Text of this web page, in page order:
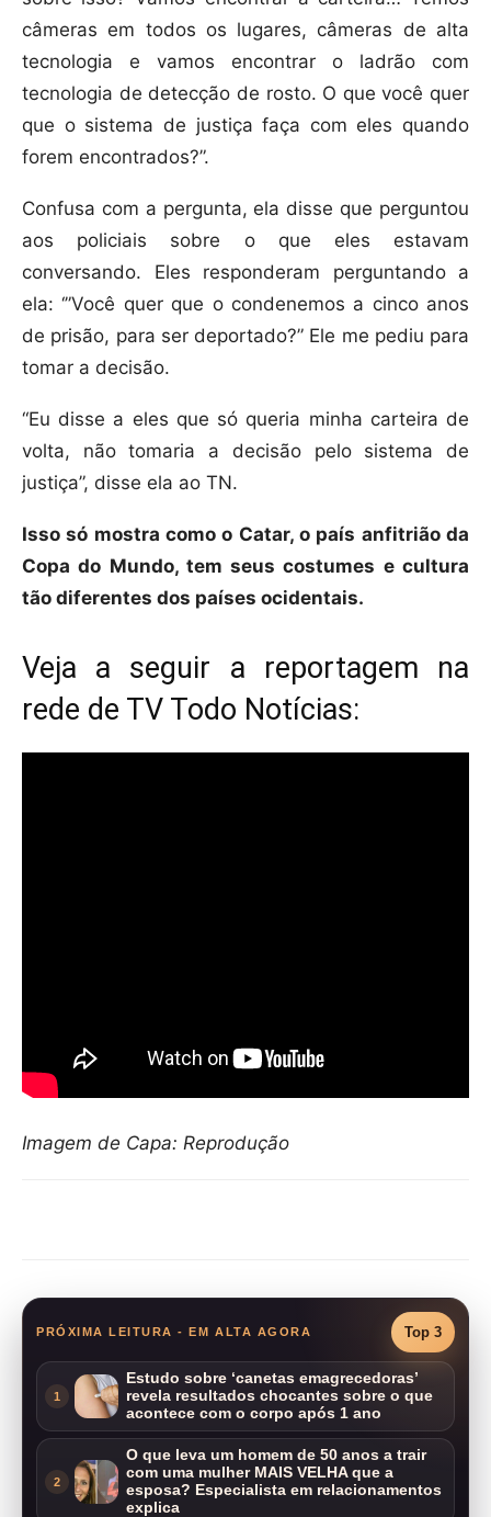
câmeras em todos os lugares, câmeras de alta
tecnologia e vamos encontrar o ladrão com
tecnologia de detecção de rosto. O que você quer
que o sistema de justiça faça com eles quando
forem encontrados?”.
Confusa com a pergunta, ela disse que perguntou
aos policiais sobre o que eles estavam
conversando. Eles responderam perguntando a
ela: ‘”Você quer que o condenemos a cinco anos
de prisão, para ser deportado?” Ele me pediu para
tomar a decisão.
“Eu disse a eles que só queria minha carteira de
volta, não tomaria a decisão pelo sistema de
justiça”, disse ela ao TN.
Isso só mostra como o Catar, o país anfitrião da
Copa do Mundo, tem seus costumes e cultura
tão diferentes dos países ocidentais.
Veja a seguir a reportagem na
rede de TV Todo Notícias:
Imagem de Capa: Reprodução
PRÓXIMA LEITURA - EM ALTA AGORA Top 3
1
Estudo sobre ‘canetas emagrecedoras’
revela resultados chocantes sobre o que
acontece com o corpo após 1 ano
2
O que leva um homem de 50 anos a trair
com uma mulher MAIS VELHA que a
esposa? Especialista em relacionamentos
explica